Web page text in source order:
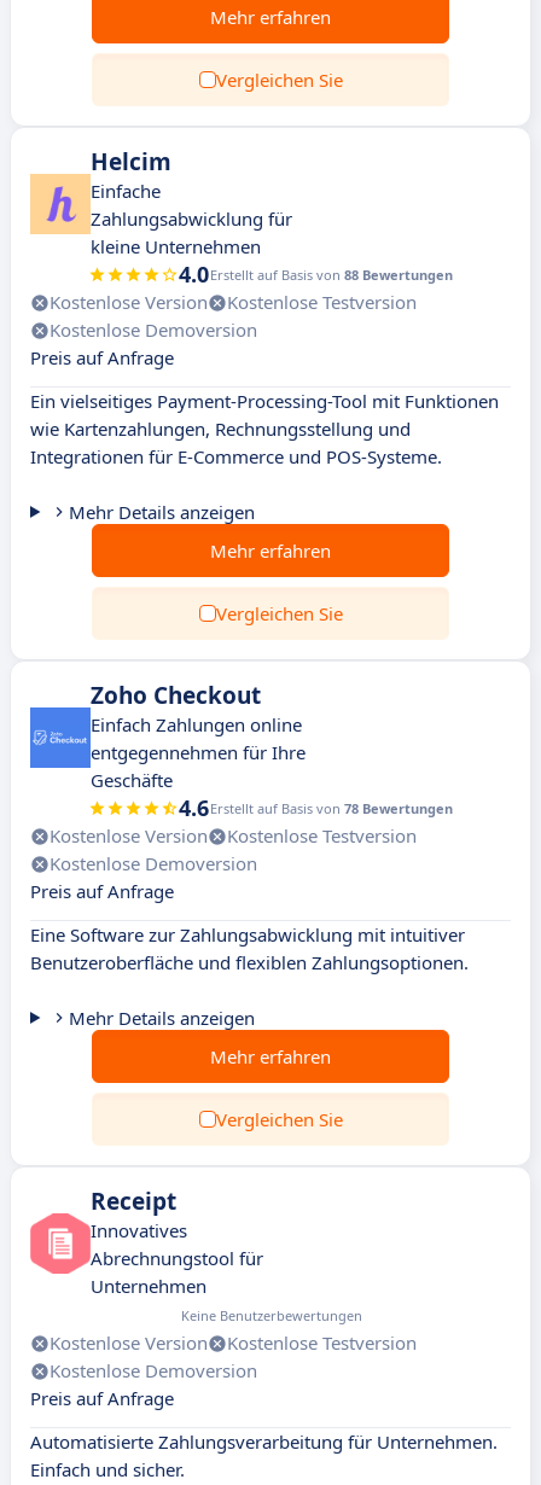
Mehr erfahren
Vergleichen Sie
Helcim
Einfache
Zahlungsabwicklung für
kleine Unternehmen
4.0Erstellt auf Basis von 88 Bewertungen
Kostenlose Version
Kostenlose Testversion
Kostenlose Demoversion
Preis auf Anfrage
Ein vielseitiges Payment-Processing-Tool mit Funktionen
wie Kartenzahlungen, Rechnungsstellung und
Integrationen für E-Commerce und POS-Systeme.
Mehr Details anzeigen
Mehr erfahren
Vergleichen Sie
Zoho Checkout
Einfach Zahlungen online
entgegennehmen für Ihre
Geschäfte
4.6Erstellt auf Basis von 78 Bewertungen
Kostenlose Version
Kostenlose Testversion
Kostenlose Demoversion
Preis auf Anfrage
Eine Software zur Zahlungsabwicklung mit intuitiver
Benutzeroberfläche und flexiblen Zahlungsoptionen.
Mehr Details anzeigen
Mehr erfahren
Vergleichen Sie
Receipt
Innovatives
Abrechnungstool für
Unternehmen
Keine Benutzerbewertungen
Kostenlose Version
Kostenlose Testversion
Kostenlose Demoversion
Preis auf Anfrage
Automatisierte Zahlungsverarbeitung für Unternehmen.
Einfach und sicher.